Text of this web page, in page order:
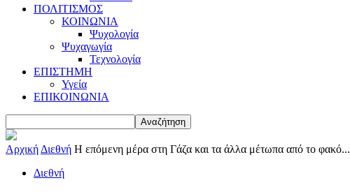
ΠΟΛΙΤΙΣΜΟΣ
ΚΟΙΝΩΝΙΑ
Ψυχολογία
Ψυχαγωγία
Τεχνολογία
ΕΠΙΣΤΗΜΗ
Υγεία
ΕΠΙΚΟΙΝΩΝΙΑ
Αρχική Διεθνή Η επόμενη μέρα στη Γάζα και τα άλλα μέτωπα από το φακό...
Διεθνή